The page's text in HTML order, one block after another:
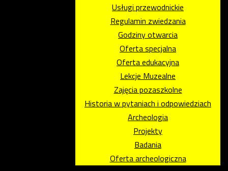
Usługi przewodnickie
Regulamin zwiedzania
Godziny otwarcia
Oferta specjalna
Oferta edukacyjna
Lekcje Muzealne
Zajęcia pozaszkolne
Historia w pytaniach i odpowiedziach
Archeologia
Projekty
Badania
Oferta archeologiczna